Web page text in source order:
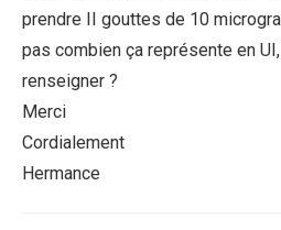
prendre II gouttes de 10
pas combien ça représente en
renseigner ?
Merci
Cordialement
Hermance